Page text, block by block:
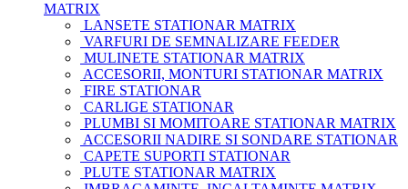
MATRIX
LANSETE STATIONAR MATRIX
VARFURI DE SEMNALIZARE FEEDER
MULINETE STATIONAR MATRIX
ACCESORII, MONTURI STATIONAR MATRIX
FIRE STATIONAR
CARLIGE STATIONAR
PLUMBI SI MOMITOARE STATIONAR MATRIX
ACCESORII NADIRE SI SONDARE STATIONAR
CAPETE SUPORTI STATIONAR
PLUTE STATIONAR MATRIX